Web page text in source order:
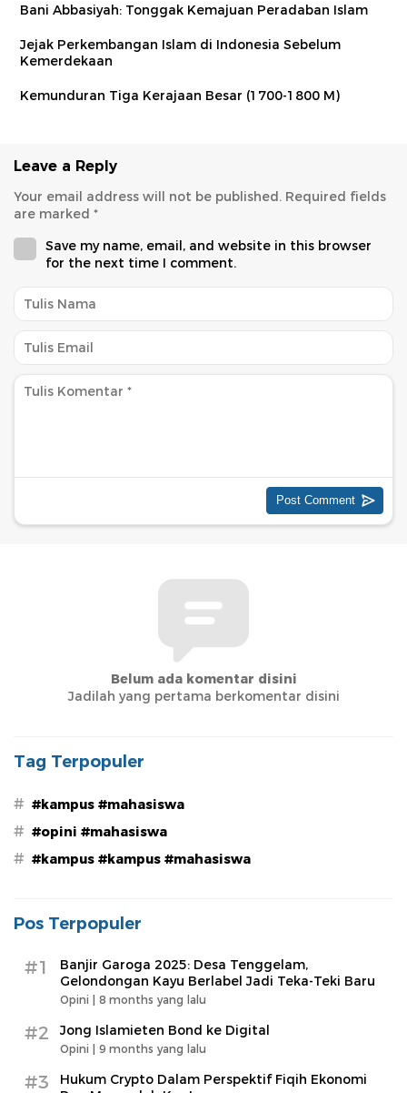
Bani Abbasiyah: Tonggak Kemajuan Peradaban Islam
Jejak Perkembangan Islam di Indonesia Sebelum
Kemerdekaan
Kemunduran Tiga Kerajaan Besar (1700-1800 M)
Leave a Reply
Your email address will not be published. Required fields
are marked *
Save my name, email, and website in this browser
for the next time I comment.
Belum ada komentar disini
Jadilah yang pertama berkomentar disini
Tag Terpopuler
# #kampus #mahasiswa
# #opini #mahasiswa
# #kampus #kampus #mahasiswa
Pos Terpopuler
#1
Banjir Garoga 2025: Desa Tenggelam,
Gelondongan Kayu Berlabel Jadi Teka-Teki Baru
Opini | 8 months yang lalu
#2 Jong Islamieten Bond ke Digital
Opini | 9 months yang lalu
#3
Hukum Crypto Dalam Perspektif Fiqih Ekonomi